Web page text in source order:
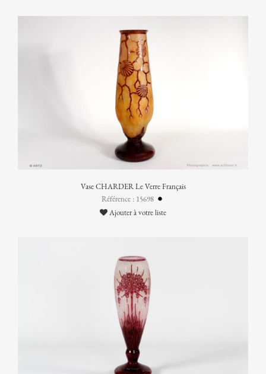
Vase CHARDER Le Verre Français
Référence : 15698
Ajouter à votre liste